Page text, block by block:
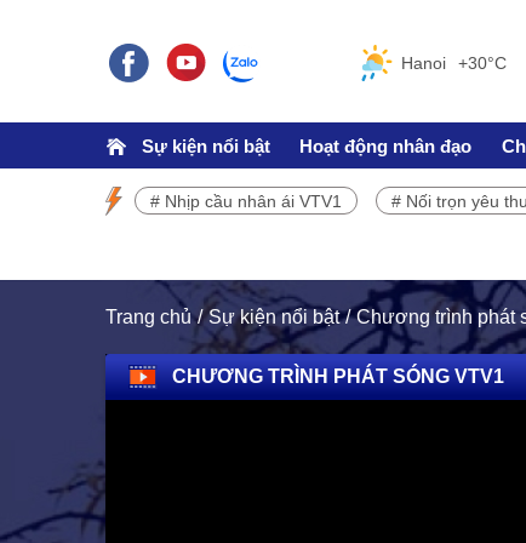
Hanoi +30°C
Sự kiện nổi bật Hoạt động nhân đạo
SỰ KIỆN NỔI BẬT
# Nhịp cầu nhân ái VTV1 # Nối trọn yêu
Trang chủ Sự kiện nổi bật Chương trình phát
CHƯƠNG TRÌNH PHÁT SÓNG VTV1